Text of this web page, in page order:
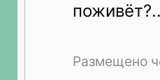
поживёт?..
Размещено